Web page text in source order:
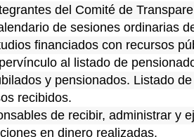
del Comité de
de sesiones ordinarias
financiados con recursos
al listado de
y pensionados. Listado
recibidos.
de recibir, administrar y
en dinero realizadas.